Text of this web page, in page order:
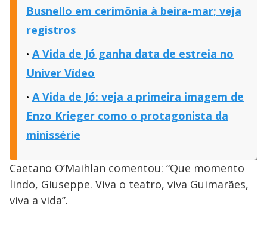
Busnello em cerimônia à beira-mar; veja
registros
A Vida de Jó ganha data de estreia no
Univer Vídeo
A Vida de Jó: veja a primeira imagem de
Enzo Krieger como o protagonista da
minissérie
Caetano O’Maihlan comentou: “Que momento
lindo, Giuseppe. Viva o teatro, viva Guimarães,
viva a vida”.